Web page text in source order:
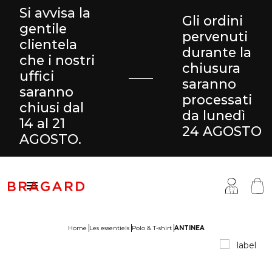
Si avvisa la
gentile
clientela
che i nostri
uffici
saranno
chiusi dal
14 al 21
AGOSTO.
Gli ordini
pervenuti
durante la
chiusura
saranno
processati
da lunedì
24 AGOSTO

Home Les essentiels Polo & T-shirt ANTINEA